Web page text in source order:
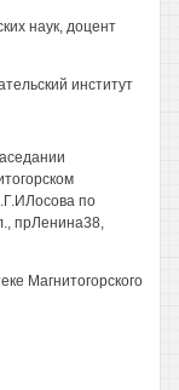
наук, доцент
институт
по
прЛенина38,
Магнитогорского